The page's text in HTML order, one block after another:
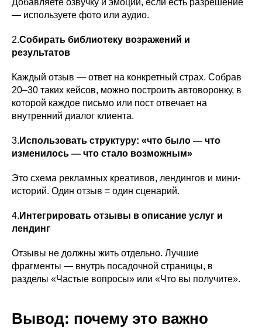
Добавляете озвучку и эмоции, если есть разрешение
— используете фото или аудио.
2.Собирать библиотеку возражений и
результатов
Каждый отзыв — ответ на конкретный страх. Собрав
20–30 таких кейсов, можно построить автоворонку, в
которой каждое письмо или пост отвечает на
внутренний диалог клиента.
3. Использовать структуру: «что было — что
изменилось — что стало возможным»
Это схема рекламных креативов, лендингов и мини-
историй. Один отзыв = один сценарий.
4. Интегрировать отзывы в описание услуг и
лендинг
Отзывы не должны жить отдельно. Лучшие
фрагменты — внутрь посадочной страницы, в
разделы «Частые вопросы» или «Что вы получите».
Вывод: почему это важно